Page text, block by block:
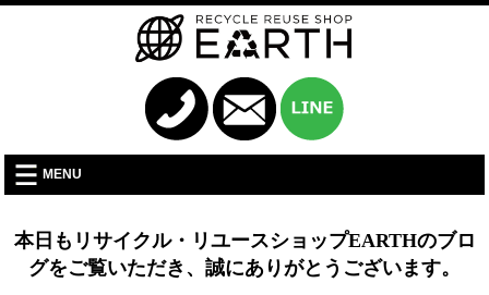
MENU
本日もリサイクル・リユースショップEARTHのブロ
グをご覧いただき、誠にありがとうございます。